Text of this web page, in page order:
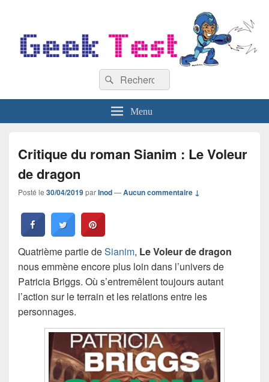
Recherche :
Rechercher
Menu
Critique du roman Sianim : Le Voleur
de dragon
Posté le 30/04/2019parInod—Aucun commentaire ↓
Quatrième partie deSianim, Le Voleur de dragon
nous emmène encore plus loin dans l’univers de
Patricia Briggs. Où s’entremêlent toujours autant
l’action sur le terrain et les relations entre les
personnages.